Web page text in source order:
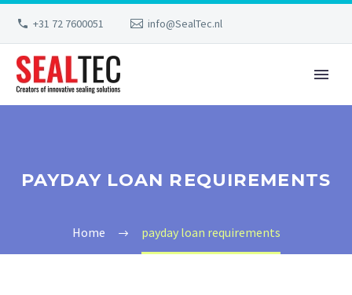
+31 72 7600051 info@SealTec.nl
PAYDAY LOAN REQUIREMENTS
Home payday loan requirements